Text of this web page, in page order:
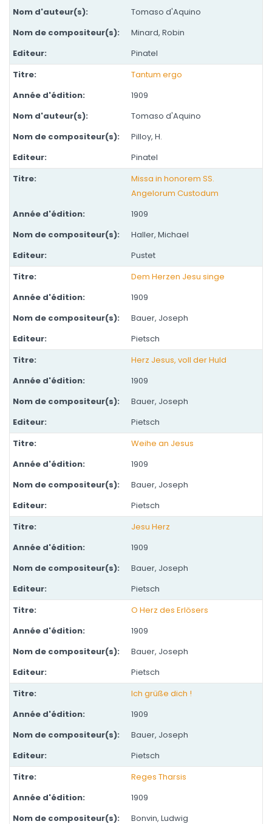
Tomaso d'Aquino
Minard, Robin
Pinatel
Tantum ergo
1909
Tomaso d'Aquino
Pilloy, H.
Pinatel
Missa in honorem SS.
Angelorum Custodum
1909
Haller, Michael
Pustet
Dem Herzen Jesu singe
1909
Bauer, Joseph
Pietsch
Herz Jesus, voll der Huld
1909
Bauer, Joseph
Pietsch
Weihe an Jesus
1909
Bauer, Joseph
Pietsch
Jesu Herz
1909
Bauer, Joseph
Pietsch
O Herz des Erlösers
1909
Bauer, Joseph
Pietsch
Ich grüße dich !
1909
Bauer, Joseph
Pietsch
Reges Tharsis
1909
Bonvin, Ludwig